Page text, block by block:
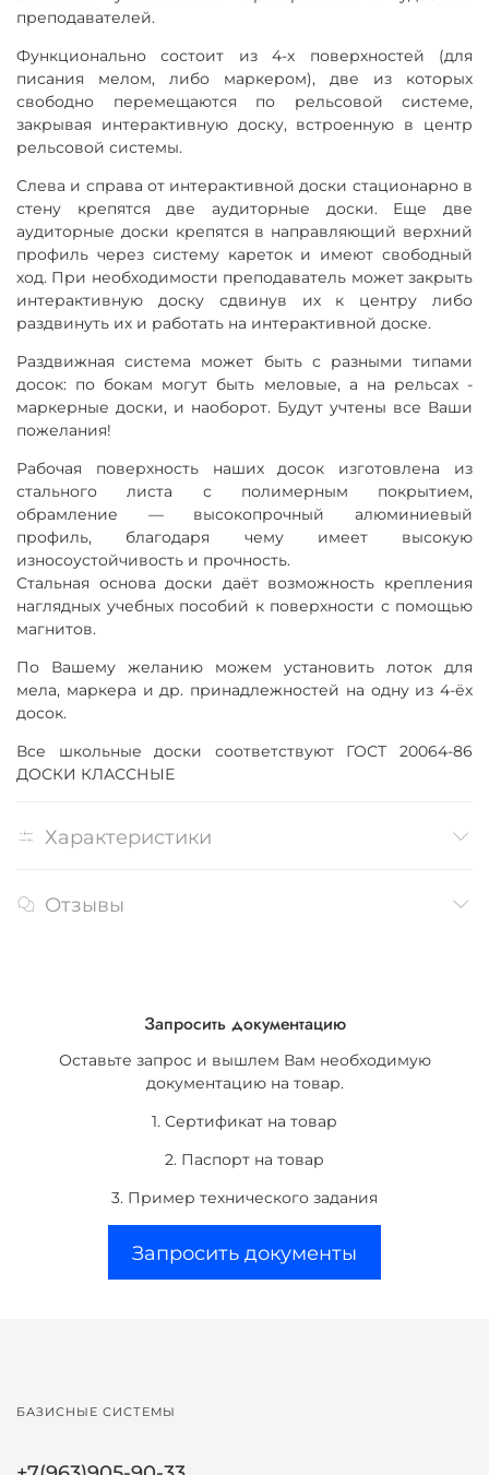
преподавателей.
Функционально состоит из 4-х поверхностей (для
писания мелом, либо маркером), две из которых
свободно перемещаются по рельсовой системе,
закрывая интерактивную доску, встроенную в центр
рельсовой системы.
Слева и справа от интерактивной доски стационарно в
стену крепятся две аудиторные доски. Еще две
аудиторные доски крепятся в направляющий верхний
профиль через систему кареток и имеют свободный
ход. При необходимости преподаватель может закрыть
интерактивную доску сдвинув их к центру либо
раздвинуть их и работать на интерактивной доске.
Раздвижная система может быть с разными типами
досок: по бокам могут быть меловые, а на рельсах -
маркерные доски, и наоборот. Будут учтены все Ваши
пожелания!
Рабочая поверхность наших досок изготовлена из
стального листа с полимерным покрытием,
обрамление — высокопрочный алюминиевый
профиль, благодаря чему имеет высокую
износоустойчивость и прочность.
Стальная основа доски даёт возможность крепления
наглядных учебных пособий к поверхности с помощью
магнитов.
По Вашему желанию можем установить лоток для
мела, маркера и др. принадлежностей на одну из 4-ёх
досок.
Все школьные доски соответствуют ГОСТ 20064-86
ДОСКИ КЛАССНЫЕ
Характеристики
Отзывы
Запросить документацию
Оставьте запрос и вышлем Вам необходимую
документацию на товар.
1. Сертификат на товар
2. Паспорт на товар
3. Пример технического задания
Запросить документы
БАЗИСНЫЕ СИСТЕМЫ